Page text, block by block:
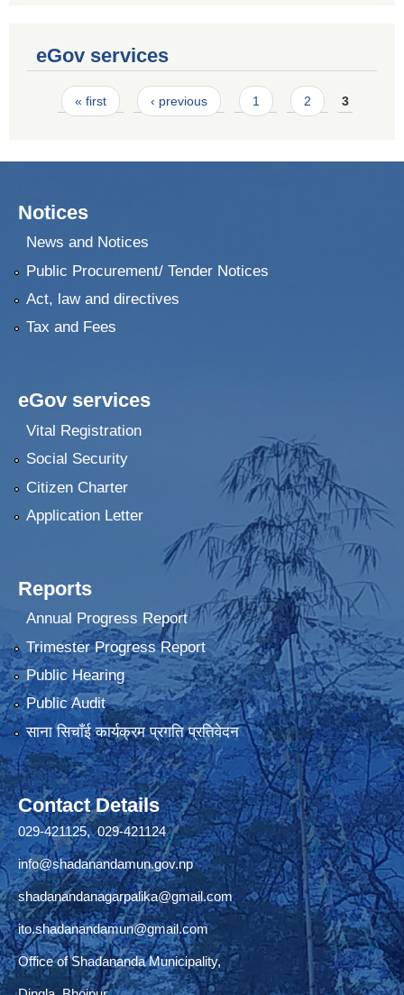
eGov services
Pages
« first ‹ previous 1 2 3
Notices
News and Notices
Public Procurement/ Tender Notices
Act, law and directives
Tax and Fees
eGov services
Vital Registration
Social Security
Citizen Charter
Application Letter
Reports
Annual Progress Report
Trimester Progress Report
Public Hearing
Public Audit
साना सिचाँई कार्यक्रम प्रगति प्रतिवेदन
Contact Details
029-421125, 029-421124
info@shadanandamun.gov.np
shadanandanagarpalika@gmail.com
ito.shadanandamun@gmail.com
Office of Shadananda Municipality,